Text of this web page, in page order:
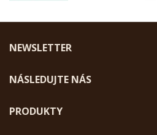
NEWSLETTER
NÁSLEDUJTE NÁS
PRODUKTY